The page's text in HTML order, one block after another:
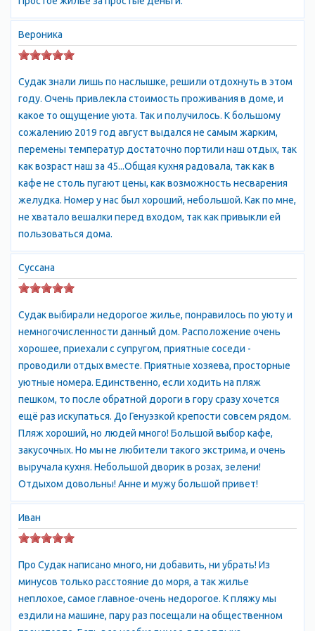
Судак славится своими пляжами, которые часто являются
галечными или песчаными. На пляжах есть зоны для загара,
зонты и лежаки, а также возможность взять напрокат водный
транспорт или оборудование для водных видов спорта.
На побережье есть множество мест, где можно поймать
Для выбора размещения в Судаке лучше всего использовать
онлайн-сервисы и туристические сайты, где можно сравнить
тишиной, уютом и чистотой окружающей природыотдых в
Судаке.
Судак расположен на берегу одноимeнной бухты. Над
городом возвышаются стены и башни знаменитой крепости.
Крепостная гора доминирует над местностью и круто
обрывается в море. Это, пожалуй, главный туристический
объект этого края. Стены местами целые, местами
полуразрушенные, внутри восстановлен дом Консула, мечеть,
в которой размещается археологический музей.
Крепость невероятно живописна и фотогенична. Здесь снято
множество кинофильмов, с её стен открываются
великолепные пейзажи Судакской долины.Судакская
крепость- наиболее сохранившееся в Крыму сооружение
Между крепостной скалой и мысом простирается длинная
полоса песчаного пляжа. Часть пляжей платные, часть -
стандартам - шезлонги, зонтики, прокат всяческого
снаряжения, скутеры, катание на банане и прочее. Желающие
уединиться отправляются на мыс Алчак.
Вдоль пляжей тянется широкая набережная и прибрежный
Вероника
Судак знали лишь по наслышке, решили отдохнуть в этом
году. Очень привлекла стоимость проживания в доме, и
какое то ощущение уюта. Так и получилось. К большому
сожалению 2019 год август выдался не самым жарким,
перемены температур достаточно портили наш отдых, так
как возраст наш за 45...Общая кухня радовала, так как в
кафе не столь пугают цены, как возможность несварения
желудка. Номер у нас был хороший, небольшой. Как по мне,
не хватало вешалки перед входом, так как привыкли ей
пользоваться дома.
Суссана
Судак выбирали недорогое жилье, понравилось по уюту и
немногочисленности данный дом. Расположение очень
хорошее, приехали с супругом, приятные соседи -
проводили отдых вместе. Приятные хозяева, просторные
уютные номера. Единственно, если ходить на пляж
пешком, то после обратной дороги в гору сразу хочется
ещё раз искупаться. До Генуэзкой крепости совсем рядом.
Пляж хороший, но людей много! Большой выбор кафе,
закусочных. Но мы не любители такого экстрима, и очень
выручала кухня. Небольшой дворик в розах, зелени!
Отдыхом довольны! Анне и мужу большой привет!
Иван
Про Судак написано много, ни добавить, ни убрать! Из
минусов только расстояние до моря, а так жилье
неплохое, самое главное-очень недорогое. К пляжу мы
ездили на машине, пару раз посещали на общественном